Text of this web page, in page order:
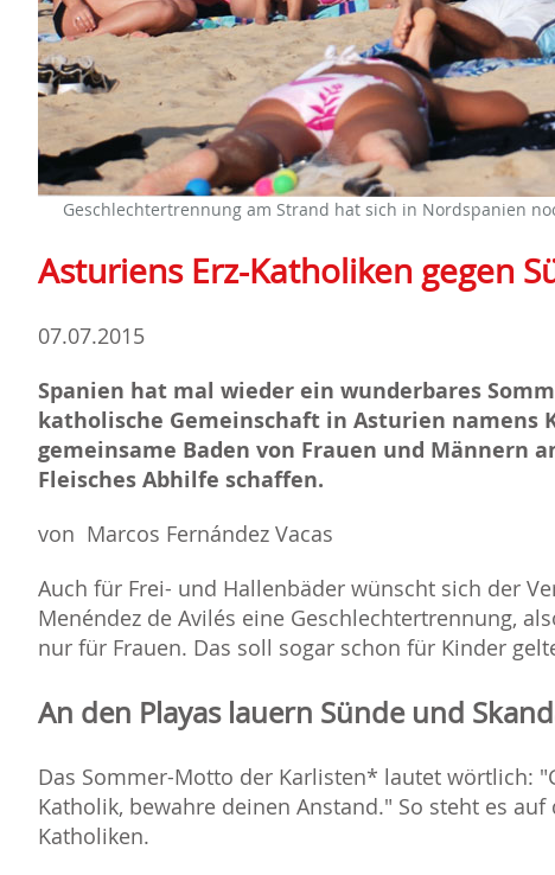
Geschlechtertrennung am Strand hat sich in Nordspanien
Asturiens Erz-Katholiken gegen
07.07.2015
Spanien hat mal wieder ein wunderbares
katholische Gemeinschaft in Asturien namens
gemeinsame Baden von Frauen und Männern
Fleisches Abhilfe schaffen.
von Marcos Fernández Vacas
Auch für Frei- und Hallenbäder wünscht sich der
Menéndez de Avilés eine Geschlechtertrennung,
nur für Frauen. Das soll sogar schon für Kinder
An den Playas lauern Sünde und
Das Sommer-Motto der Karlisten* lautet wörtlich:
Katholik, bewahre deinen Anstand." So steht es auf
Katholiken.